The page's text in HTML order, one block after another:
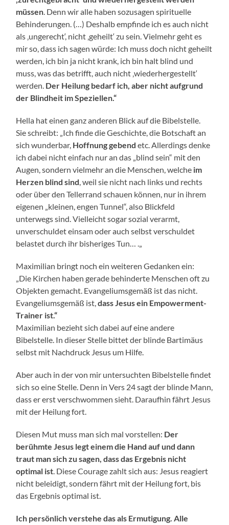
müssen. Denn wir alle haben sozusagen spirituelle
Behinderungen. (…) Deshalb empfinde ich es auch nicht
als ‚ungerecht‘, nicht ‚geheilt‘ zu sein. Vielmehr geht es
mir so, dass ich sagen würde: Ich muss doch nicht geheilt
werden, ich bin ja nicht krank, ich bin halt blind und
muss, was das betrifft, auch nicht ‚wiederhergestellt‘
werden. Der Heilung bedarf ich, aber nicht aufgrund
der Blindheit im Speziellen.“
Hella hat einen ganz anderen Blick auf die Bibelstelle.
Sie schreibt: „Ich finde die Geschichte, die Botschaft an
sich wunderbar, Hoffnung gebend etc. Allerdings denke
ich dabei nicht einfach nur an das „blind sein“ mit den
Augen, sondern vielmehr an die Menschen, welche im
Herzen blind sind, weil sie nicht nach links und rechts
oder über den Tellerrand schauen können, nur in ihrem
eigenen „kleinen, engen Tunnel“, also Blickfeld
unterwegs sind. Vielleicht sogar sozial verarmt,
unverschuldet einsam oder auch selbst verschuldet
belastet durch ihr bisheriges Tun… .„
Maximilian bringt noch ein weiteren Gedanken ein:
„Die Kirchen haben gerade behinderte Menschen oft zu
Objekten gemacht. Evangeliumsgemäß ist das nicht.
Evangeliumsgemäß ist,dass Jesus ein Empowerment-
Trainer ist.“
Maximilian bezieht sich dabei auf eine andere
Bibelstelle. In dieser Stelle bittet der blinde Bartimäus
selbst mit Nachdruck Jesus um Hilfe.
Aber auch in der von mir untersuchten Bibelstelle findet
sich so eine Stelle. Denn in Vers 24 sagt der blinde Mann,
dass er erst verschwommen sieht. Daraufhin fährt Jesus
mit der Heilung fort.
Diesen Mut muss man sich mal vorstellen: Der
berühmte Jesus legt einem die Hand auf und dann
traut man sich zu sagen, dass das Ergebnis nicht
optimal ist. Diese Courage zahlt sich aus: Jesus reagiert
nicht beleidigt, sondern fährt mit der Heilung fort, bis
das Ergebnis optimal ist.
Ich persönlich verstehe das als Ermutigung. Alle